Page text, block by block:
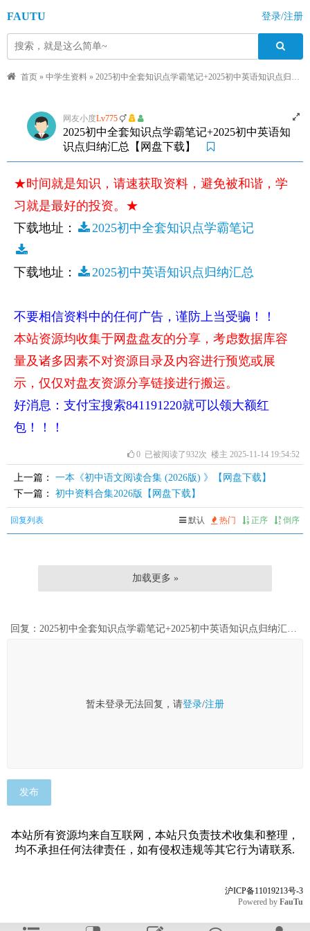
FAUTU 登录/注册
首页 » 中学生资料 » 2025初中全套知识点学霸笔记+2025初中英语知识点归纳汇总【网盘下载】
网友小度Lv775
2025初中全套知识点学霸笔记+2025初中英语知
识点归纳汇总【网盘下载】
★时间就是知识，请速获取资料，避免被和谐，学
习就是最好的投资。★
下载地址：
2025初中全套知识点学霸笔记
下载地址： 2025初中英语知识点归纳汇总
不要相信资料中的任何广告，谨防上当受骗！！
本站资源均收集于网盘盘友的分享，考虑数据库容
量及诸多因素不对资源目录及内容进行预览或展
示，仅仅对盘友资源分享链接进行搬运。
好消息：支付宝搜索841191220就可以领大额红
包！！！
0 已被阅读了932次 楼主 2025-11-14 19:54:52
上一篇： 一本《初中语文阅读合集 (2026版) 》【网盘下载】
下一篇： 初中资料合集2026版【网盘下载】
回复列表 默认 热门 正序 倒序
加载更多 »
回复：2025初中全套知识点学霸笔记+2025初中英语知识点归纳汇总【网盘下载】
暂未登录无法回复，请登录/注册
发布
本站所有资源均来自互联网，本站只负责技术收集和整理，
均不承担任何法律责任，如有侵权违规等其它行为请联系.
沪ICP备11019213号-3
Powered by FauTu